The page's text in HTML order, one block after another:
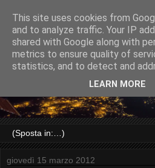
giovedì 15 marzo 2012
This site uses cookies from
and to analyze traffic. Your IP
shared with Google along with
metrics to ensure quality of
statistics, and to detect and
LEARN MORE